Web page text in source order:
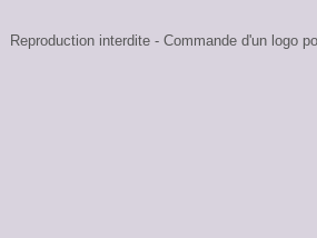
Reproduction interdite - Commande d'un logo